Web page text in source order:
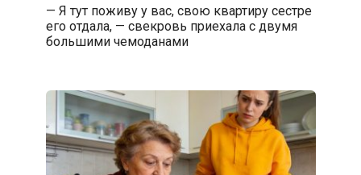
— Я тут поживу у вас, свою квартиру сестре
его отдала, — свекровь приехала с двумя
большими чемоданами